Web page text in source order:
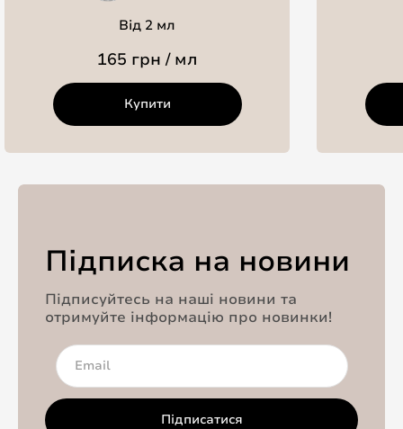
Від 2 мл
165 грн / мл
Купити
Підписка на новини
Підписуйтесь на наші новини та
отримуйте інформацію про новинки!
Підписатися